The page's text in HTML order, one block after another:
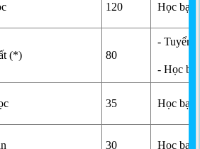
120 Học bạ
(*) 80
- Tuyển
- Học
35 Học bạ
30 Học bạ